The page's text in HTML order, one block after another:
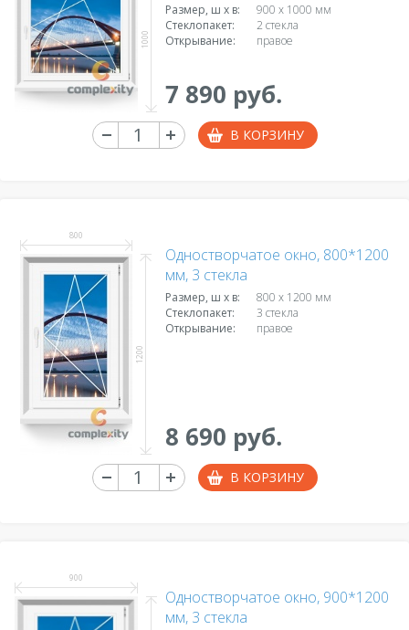
1000
Размер, ш х в:
900 x 1000 мм
Стеклопакет:
2 стекла
Открывание:
правое
7 890 руб.
В КОРЗИНУ
800
1200
Одностворчатое окно, 800*1200
мм, 3 стекла
Размер, ш х в:
800 x 1200 мм
Стеклопакет:
3 стекла
Открывание:
правое
8 690 руб.
В КОРЗИНУ
900
Одностворчатое окно, 900*1200
мм, 3 стекла